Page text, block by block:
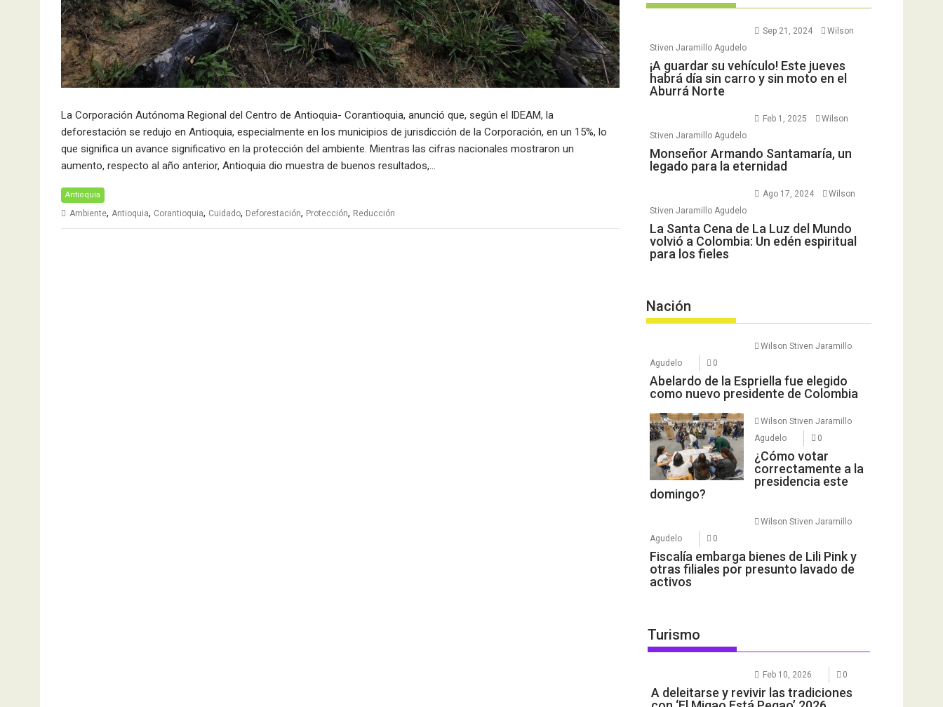
La Corporación Autónoma Regional del Centro de Antioquia- Corantioquia, anunció que, según el IDEAM, la
deforestación se redujo en Antioquia, especialmente en los municipios de jurisdicción de la Corporación, en un 15%, lo
que significa un avance significativo en la protección del ambiente. Mientras las cifras nacionales mostraron un
aumento, respecto al año anterior, Antioquia dio muestra de buenos resultados,…
Antioquia
Ambiente, Antioquia, Corantioquia, Cuidado, Deforestación, Protección, Reducción
Sep 21, 2024
Wilson
Stiven Jaramillo Agudelo
¡A guardar su vehículo! Este jueves
habrá día sin carro y sin moto en el
Aburrá Norte
Feb 1, 2025
Wilson
Stiven Jaramillo Agudelo
Monseñor Armando Santamaría, un
legado para la eternidad
Ago 17, 2024
Wilson
Stiven Jaramillo Agudelo
La Santa Cena de La Luz del Mundo
volvió a Colombia: Un edén espiritual
para los fieles
Nación
Wilson Stiven Jaramillo
Agudelo
0
Abelardo de la Espriella fue elegido
como nuevo presidente de Colombia
Wilson Stiven Jaramillo
Agudelo
0
¿Cómo votar
correctamente a la
presidencia este
domingo?
Wilson Stiven Jaramillo
Agudelo
0
Fiscalía embarga bienes de Lili Pink y
otras filiales por presunto lavado de
activos
Turismo
Feb 10, 2026 0
A deleitarse y revivir las tradiciones